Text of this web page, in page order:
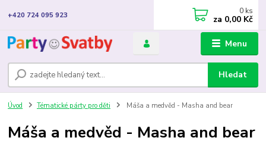
Menu
Hledat
+420 724 095 923 0 ks
za 0,00 Kč
Úvod Tématické párty pro děti Máša a medvěd - Masha and bear
Máša a medvěd - Masha and bear